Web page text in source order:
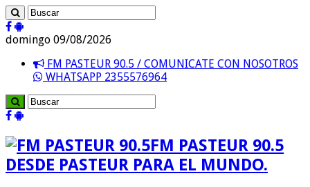
domingo 09/08/2026
FM PASTEUR 90.5 / COMUNICATE CON NOSOTROS
WHATSAPP 2355576964
FM PASTEUR 90.5
DESDE PASTEUR PARA EL MUNDO.